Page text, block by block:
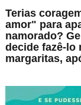
Terias
amor" para
namorado?
decide fazê-lo
margaritas,